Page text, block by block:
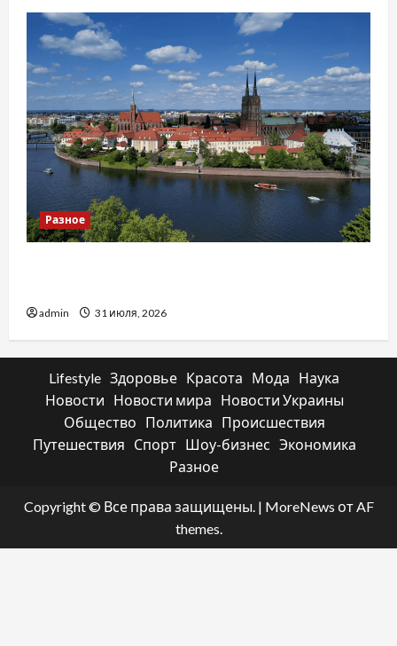
Разное
admin 31 июля, 2026
Lifestyle Здоровье Красота Мода
Наука
Новости
Новости мира
Новости Украины
Общество
Политика
Происшествия
Путешествия
Спорт Шоу-бизнес Экономика
Разное
Copyright © Все права защищены. | MoreNews от AF
themes.